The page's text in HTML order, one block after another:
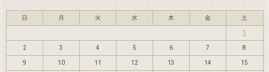
日 月 火 水 木 金 土
1
2 3 4 5 6 7 8
9 10 11 12 13 14 15